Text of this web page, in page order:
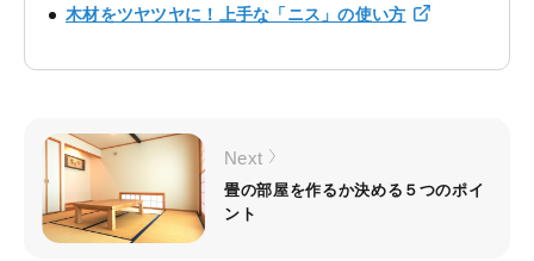
木材をツヤツヤに！上手な「ニス」の使い方
Next
畳の部屋を作るか決める５つのポイ
ント